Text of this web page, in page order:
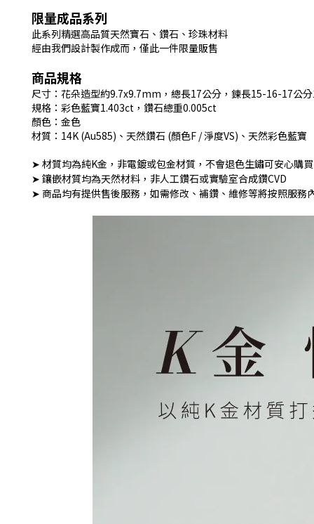
限量成品系列
此系列精選高品質天然寶石、鑽石、珍珠材料
經由我們設計製作成而，僅此一件限量販售
商品規格
尺寸：花朵造型約9.7x9.7mm，總長17公分，鍊長15-16-17公
規格：彩色藍寶1.403ct，鑽石總重0.005ct
顏色：金色
材質：14K (Au585)、天然鑽石 (顏色F / 淨度VS)、天然彩色藍寶
➤ 材質均為純K金，非電鍍或包金材質，不會退色生鏽可安心購買
➤ 鑲嵌材質均為天然材料，非人工鑽石或實驗室合成鑽CVD
➤ 商品均有提供售後服務，如需修改、補鑽、維修等將按照服務